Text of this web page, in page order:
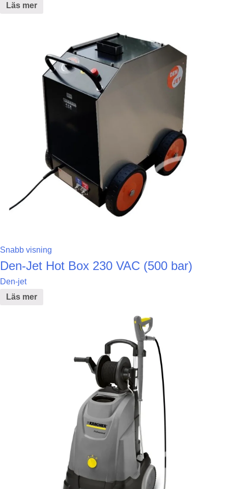
Läs mer
Snabb visning
Den-Jet Hot Box 230 VAC (500 bar)
Den-jet
Läs mer